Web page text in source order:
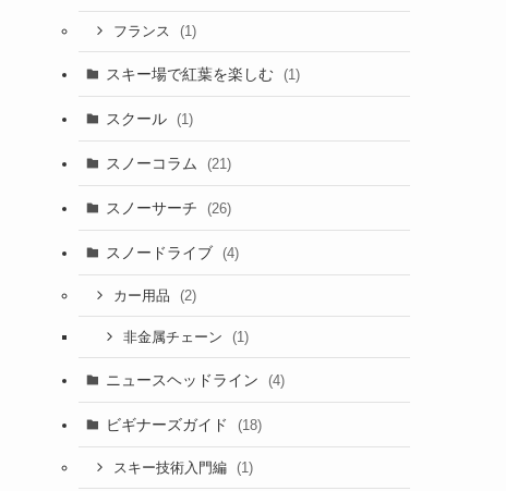
フランス (1)
スキー場で紅葉を楽しむ (1)
スクール (1)
スノーコラム (21)
スノーサーチ (26)
スノードライブ (4)
カー用品 (2)
非金属チェーン (1)
ニュースヘッドライン (4)
ビギナーズガイド (18)
スキー技術入門編 (1)